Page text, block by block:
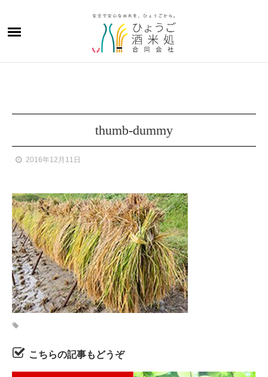
thumb-dummy
2016年12月11日
こちらの記事もどうぞ